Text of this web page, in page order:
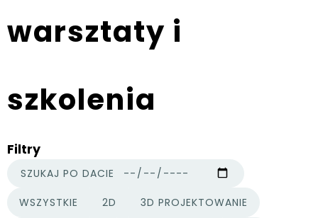
warsztaty i
szkolenia
Filtry
SZUKAJ PO DACIE
WSZYSTKIE
KATEGORIE PROJEKTÓW
2D 3D PROJEKTOWANIE